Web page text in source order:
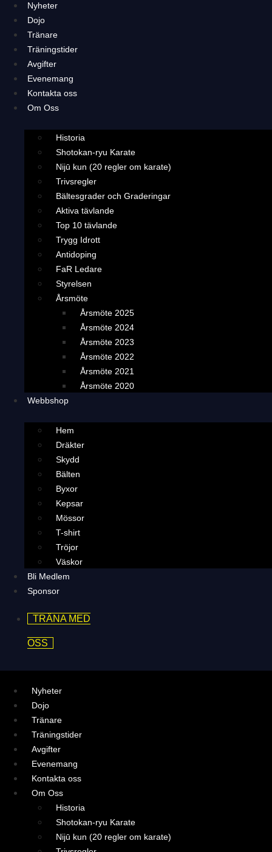
Nyheter
Dojo
Tränare
Träningstider
Avgifter
Evenemang
Kontakta oss
Om Oss
Historia
Shotokan-ryu Karate
Nijū kun (20 regler om karate)
Trivsregler
Bältesgrader och Graderingar
Aktiva tävlande
Top 10 tävlande
Trygg Idrott
Antidoping
FaR Ledare
Styrelsen
Årsmöte
Årsmöte 2025
Årsmöte 2024
Årsmöte 2023
Årsmöte 2022
Årsmöte 2021
Årsmöte 2020
Webbshop
Hem
Dräkter
Skydd
Bälten
Byxor
Kepsar
Mössor
T-shirt
Tröjor
Väskor
Bli Medlem
Sponsor
TRÄNA MED
OSS
Nyheter
Dojo
Tränare
Träningstider
Avgifter
Evenemang
Kontakta oss
Om Oss
Historia
Shotokan-ryu Karate
Nijū kun (20 regler om karate)